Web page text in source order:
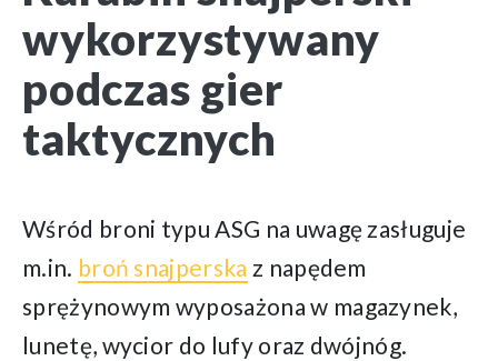
wykorzystywany
podczas gier
taktycznych
Wśród broni typu ASG na uwagę zasługuje
m.in. broń snajperska z napędem
sprężynowym wyposażona w magazynek,
lunetę, wycior do lufy oraz dwójnóg.